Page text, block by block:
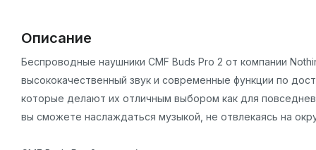
Описание
Беспроводные наушники CMF Buds Pro 2 от компании
высококачественный звук и современные функции по
которые делают их отличным выбором как для
вы сможете наслаждаться музыкой, не отвлекаясь на